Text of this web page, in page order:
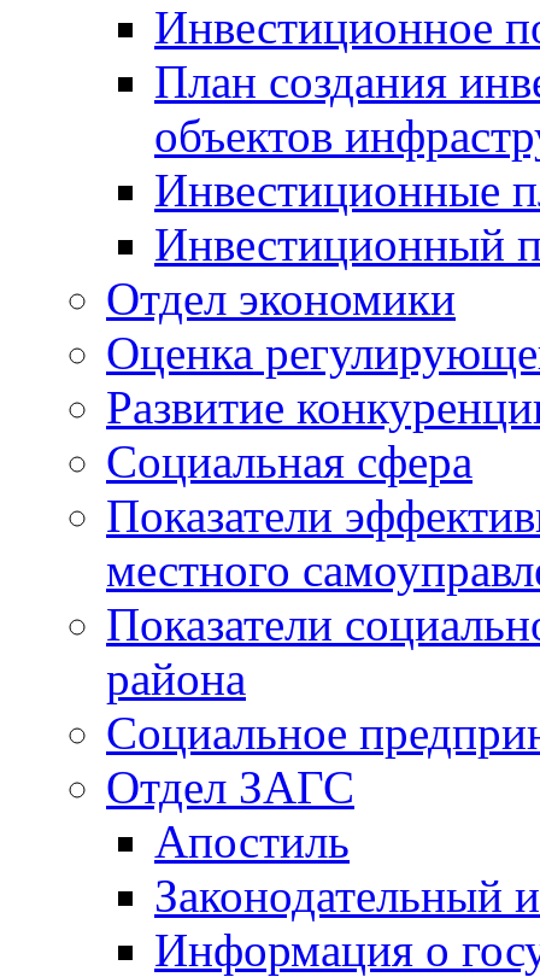
Инвестиционное
План создания
объектов
Инвестиционные
Инвестиционный
Отдел экономики
Оценка
Развитие
Социальная сфера
Показатели
местного
Показатели
района
Социальное
Отдел ЗАГС
Апостиль
Законодательный
Информация о